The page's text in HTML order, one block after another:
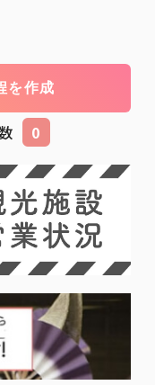
を作成
0